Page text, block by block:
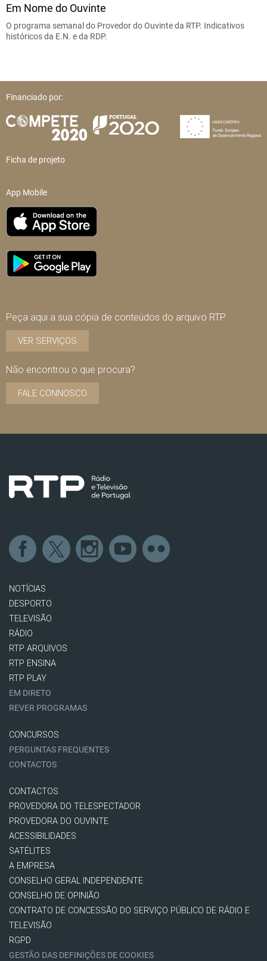
Em Nome do Ouvinte
O programa semanal do Provedor do Ouvinte da RTP. Indicativos
históricos da E.N. e da RDP.
Financiado por:
Ficha de projeto
App Mobile
Peça aqui a sua cópia de conteúdos do arquivo RTP
VER SERVIÇOS
Não encontrou o que procura?
FALE CONNOSCO
NOTÍCIAS
DESPORTO
TELEVISÃO
RÁDIO
RTP ARQUIVOS
RTP ENSINA
RTP PLAY
EM DIRETO
REVER PROGRAMAS
CONCURSOS
PERGUNTAS FREQUENTES
CONTACTOS
CONTACTOS
PROVEDORA DO TELESPECTADOR
PROVEDORA DO OUVINTE
ACESSIBILIDADES
SATÉLITES
A EMPRESA
CONSELHO GERAL INDEPENDENTE
CONSELHO DE OPINIÃO
CONTRATO DE CONCESSÃO DO SERVIÇO PÚBLICO DE RÁDIO E
TELEVISÃO
RGPD
GESTÃO DAS DEFINIÇÕES DE COOKIES